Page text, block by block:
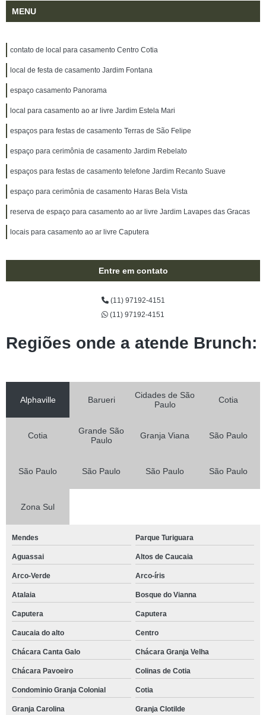
MENU
contato de local para casamento Centro Cotia
local de festa de casamento Jardim Fontana
espaço casamento Panorama
local para casamento ao ar livre Jardim Estela Mari
espaços para festas de casamento Terras de São Felipe
espaço para cerimônia de casamento Jardim Rebelato
espaços para festas de casamento telefone Jardim Recanto Suave
espaço para cerimônia de casamento Haras Bela Vista
reserva de espaço para casamento ao ar livre Jardim Lavapes das Gracas
locais para casamento ao ar livre Caputera
Entre em contato
(11) 97192-4151
(11) 97192-4151
Regiões onde a atende Brunch:
Alphaville Barueri
Cidades de São
Paulo
Cotia
Cotia
Grande São
Paulo
Granja Viana São Paulo
São Paulo São Paulo São Paulo São Paulo
Zona Sul
Mendes Parque Turiguara
Aguassai Altos de Caucaia
Arco-Verde Arco-íris
Atalaia Bosque do Vianna
Caputera Caputera
Caucaia do alto Centro
Chácara Canta Galo Chácara Granja Velha
Chácara Pavoeiro Colinas de Cotia
Condominio Granja Colonial Cotia
Granja Carolina Granja Clotilde